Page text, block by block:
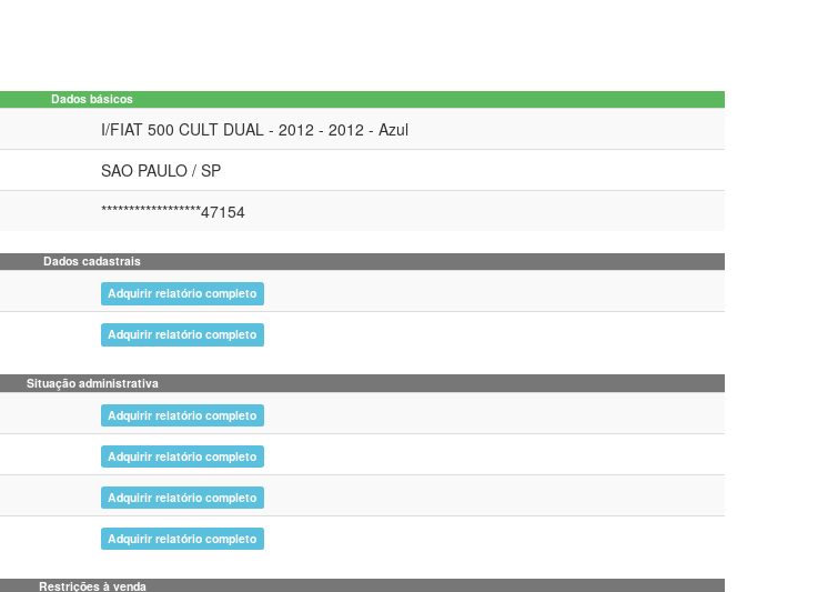
Dados básicos
I/FIAT 500 CULT DUAL - 2012 - 2012 - Azul
SAO PAULO / SP
******************47154
Dados cadastrais
Adquirir relatório completo
Adquirir relatório completo
Situação administrativa
Adquirir relatório completo
Adquirir relatório completo
Adquirir relatório completo
Adquirir relatório completo
Restrições à venda